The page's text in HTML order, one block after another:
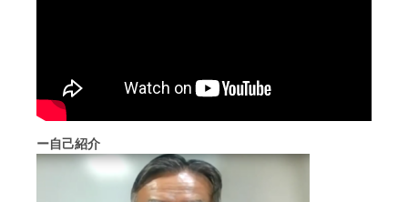
ー自己紹介